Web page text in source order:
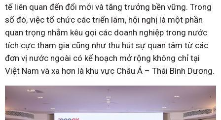
tế liên quan đến đổi mới và tăng trưởng bền vững. Trong
số đó, việc tổ chức các triển lãm, hội nghị là một phần
quan trọng nhằm kêu gọi các doanh nghiệp trong nước
tích cực tham gia cũng như thu hút sự quan tâm từ các
đơn vị nước ngoài có kế hoạch mở rộng không chỉ tại
Việt Nam và xa hơn là khu vực Châu Á – Thái Bình Dương.